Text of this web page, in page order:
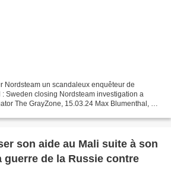
Nordsteam un scandaleux enquêteur de
Sweden closing Nordsteam investigation a
The GrayZone, 15.03.24 Max Blumenthal, de
son aide au Mali suite à son
guerre de la Russie contre